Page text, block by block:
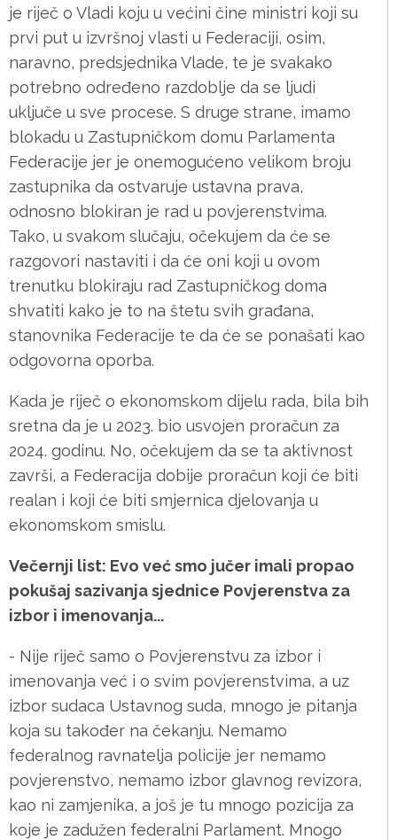
je riječ o Vladi koju u većini čine ministri koji su
prvi put u izvršnoj vlasti u Federaciji, osim,
naravno, predsjednika Vlade, te je svakako
potrebno određeno razdoblje da se ljudi
uključe u sve procese. S druge strane, imamo
blokadu u Zastupničkom domu Parlamenta
Federacije jer je onemogućeno velikom broju
zastupnika da ostvaruje ustavna prava,
odnosno blokiran je rad u povjerenstvima.
Tako, u svakom slučaju, očekujem da će se
razgovori nastaviti i da će oni koji u ovom
trenutku blokiraju rad Zastupničkog doma
shvatiti kako je to na štetu svih građana,
stanovnika Federacije te da će se ponašati kao
odgovorna oporba.
Kada je riječ o ekonomskom dijelu rada, bila bih
sretna da je u 2023. bio usvojen proračun za
2024. godinu. No, očekujem da se ta aktivnost
završi, a Federacija dobije proračun koji će biti
realan i koji će biti smjernica djelovanja u
ekonomskom smislu.
Večernji list: Evo već smo jučer imali propao
pokušaj sazivanja sjednice Povjerenstva za
izbor i imenovanja...
- Nije riječ samo o Povjerenstvu za izbor i
imenovanja već i o svim povjerenstvima, a uz
izbor sudaca Ustavnog suda, mnogo je pitanja
koja su također na čekanju. Nemamo
federalnog ravnatelja policije jer nemamo
povjerenstvo, nemamo izbor glavnog revizora,
kao ni zamjenika, a još je tu mnogo pozicija za
koje je zadužen federalni Parlament. Mnogo